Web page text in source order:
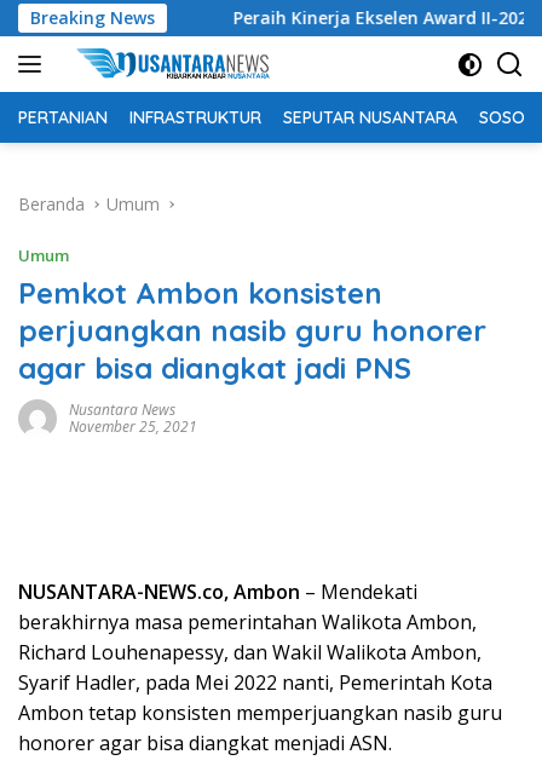
Langsung
ke
konten
Breaking NewsPeraih Kinerja Ekselen Award II-2026 Junghi
PERTANIAN INFRASTRUKTUR SEPUTAR NUSANTARA SOSOK
Beranda Umum
Umum
Pemkot Ambon konsisten
perjuangkan nasib guru honorer
agar bisa diangkat jadi PNS
Nusantara News
November 25, 2021
NUSANTARA-NEWS.co, Ambon – Mendekati
berakhirnya masa pemerintahan Walikota Ambon,
Richard Louhenapessy, dan Wakil Walikota Ambon,
Syarif Hadler, pada Mei 2022 nanti, Pemerintah Kota
Ambon tetap konsisten memperjuangkan nasib guru
honorer agar bisa diangkat menjadi ASN.